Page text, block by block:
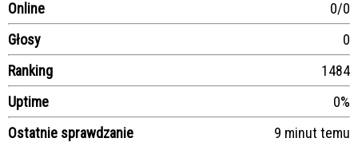
Online
0/0
Głosy
0
Ranking
1484
Uptime
0%
Ostatnie sprawdzanie
9 minut temu